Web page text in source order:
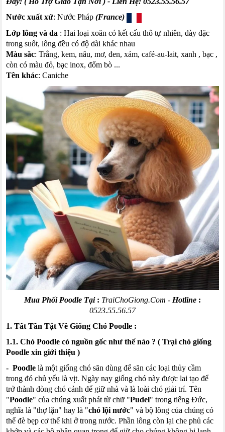
Nước xuất xứ: Nước Pháp(France)
Lớp lông và da :Hai loại xoăn có kết cấu thô tự nhiên, dày đặc
trong suốt, lông đều có độ dài khác nhau
Màu sắc: Trắng, kem, nâu, mơ, đen, xám,café-au-lait, xanh ,bạc ,
còn có màu đỏ, bạcinox, đốm bò ...
Tên khác:Caniche
Mua Phối Poodle Tại : TraiChoGiong.Com - Hotline :
0523.55.56.57
1. Tất Tần Tật Về Giống ChóPoodle :
1.1. ChóPoodle có nguồn gốc như thế nào ? (Trại chó giống
Poodle xin giới thiệu )
-Poodle là một giống chó săn dùng để săn các loại thủy cầm
trong đó chủ yếu là vịt. Ngày nay giống chó này được lai tạo để
trở thành dòng chó cảnh để giữ nhà và là loài chó giải trí.Tên
"Poodle" của chúng xuất phát từ chữ "Pudel" trong tiếng Đức,
nghĩa là "thợ lặn" hay là "chó lội nước" và bộ lông của chúng có
thể đè bẹp cơ thể khi ở trong nước. Phần lông còn lại che phủ các